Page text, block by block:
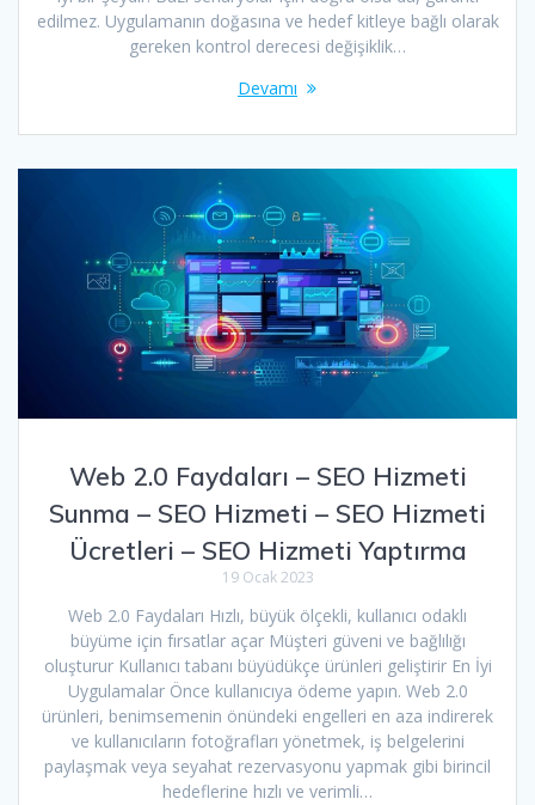
edilmez. Uygulamanın doğasına ve hedef kitleye bağlı olarak
gereken kontrol derecesi değişiklik…
Devamı
Web 2.0 Faydaları – SEO Hizmeti
Sunma – SEO Hizmeti – SEO Hizmeti
Ücretleri – SEO Hizmeti Yaptırma
19 Ocak 2023
Web 2.0 Faydaları Hızlı, büyük ölçekli, kullanıcı odaklı
büyüme için fırsatlar açar Müşteri güveni ve bağlılığı
oluşturur Kullanıcı tabanı büyüdükçe ürünleri geliştirir En İyi
Uygulamalar Önce kullanıcıya ödeme yapın. Web 2.0
ürünleri, benimsemenin önündeki engelleri en aza indirerek
ve kullanıcıların fotoğrafları yönetmek, iş belgelerini
paylaşmak veya seyahat rezervasyonu yapmak gibi birincil
hedeflerine hızlı ve verimli…